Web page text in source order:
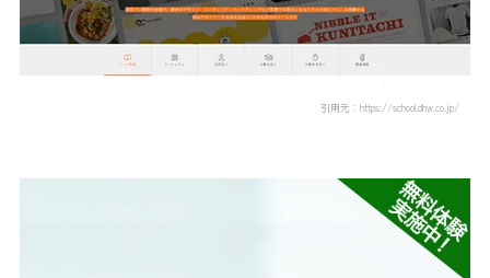
引用元：https://school.dhw.co.jp/